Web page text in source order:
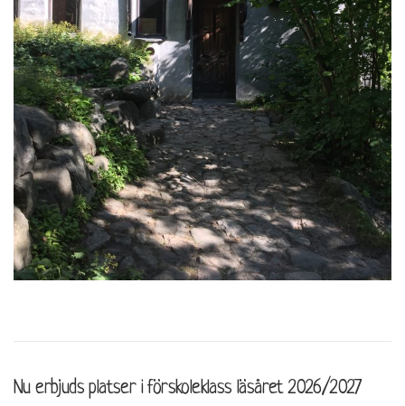
Nu erbjuds platser i förskoleklass läsåret 2026/2027